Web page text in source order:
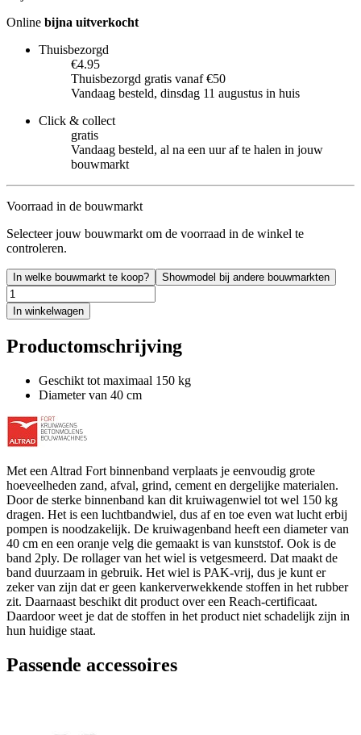
Online bijna uitverkocht
Thuisbezorgd
€4.95
Thuisbezorgd gratis vanaf €50
Vandaag besteld, dinsdag 11 augustus in huis
Click & collect
gratis
Vandaag besteld, al na een uur af te halen in jouw
bouwmarkt
Voorraad in de bouwmarkt
Selecteer jouw bouwmarkt om de voorraad in de winkel te
controleren.
In welke bouwmarkt te koop? Showmodel bij andere bouwmarkten
In winkelwagen
Productomschrijving
Geschikt tot maximaal 150 kg
Diameter van 40 cm
Met een Altrad Fort binnenband verplaats je eenvoudig grote
hoeveelheden zand, afval, grind, cement en dergelijke materialen.
Door de sterke binnenband kan dit kruiwagenwiel tot wel 150 kg
dragen. Het is een luchtbandwiel, dus af en toe even wat lucht erbij
pompen is noodzakelijk. De kruiwagenband heeft een diameter van
40 cm en een oranje velg die gemaakt is van kunststof. Ook is de
band 2ply. De rollager van het wiel is vetgesmeerd. Dat maakt de
band duurzaam in gebruik. Het wiel is PAK-vrij, dus je kunt er
zeker van zijn dat er geen kankerverwekkende stoffen in het rubber
zit. Daarnaast beschikt dit product over een Reach-certificaat.
Daardoor weet je dat de stoffen in het product niet schadelijk zijn in
hun huidige staat.
Passende accessoires